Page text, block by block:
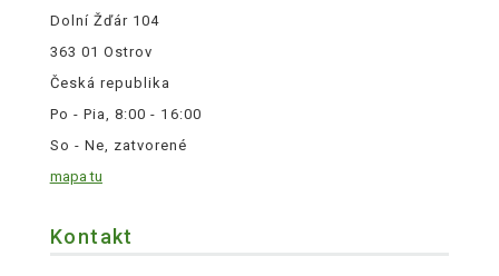
Dolní Žďár 104
363 01 Ostrov
Česká republika
Po - Pia, 8:00 - 16:00
So - Ne, zatvorené
mapa tu
Kontakt